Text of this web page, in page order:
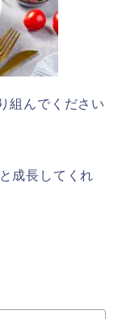
組んでください
成長してくれ